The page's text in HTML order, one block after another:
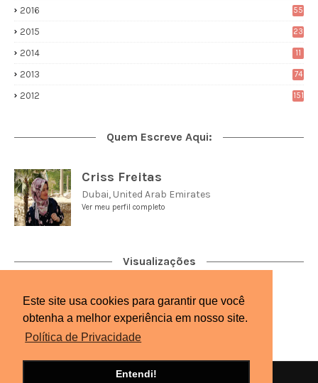
Este site usa cookies para garantir que você
obtenha a melhor experiência em nosso site.
Política de Privacidade
Entendi!
2016 55
2015 23
2014 11
2013 74
2012 151
Quem Escreve Aqui:
Criss Freitas
Dubai, United Arab Emirates
Ver meu perfil completo
Visualizações
2,711,954